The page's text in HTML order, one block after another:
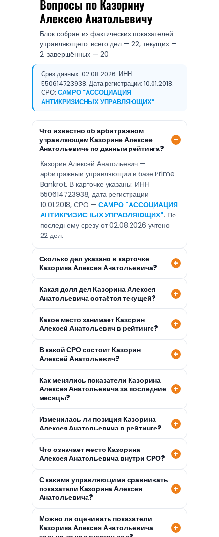
Вопросы по Казорину
Алексею Анатольевичу
Блок собран из фактических показателей
управляющего: всего дел — 22, текущих —
2, завершённых — 20.
Срез данных: 02.08.2026. ИНН:
550614723938. Дата регистрации: 10.01.2018.
СРО: САМРО "АССОЦИАЦИЯ
АНТИКРИЗИСНЫХ УПРАВЛЯЮЩИХ".
Что известно об арбитражном
управляющем Казорине Алексее
Анатольевиче по данным рейтинга?
Казорин Алексей Анатольевич —
арбитражный управляющий в базе Prime
Bankrot. В карточке указаны: ИНН
550614723938, дата регистрации
10.01.2018, СРО — САМРО "АССОЦИАЦИЯ
АНТИКРИЗИСНЫХ УПРАВЛЯЮЩИХ". По
последнему срезу от 02.08.2026 учтено
22 дел.
Сколько дел указано в карточке
Казорина Алексея Анатольевича?
Какая доля дел Казорина Алексея
Анатольевича остаётся текущей?
Какое место занимает Казорин
Алексей Анатольевич в рейтинге?
В какой СРО состоит Казорин
Алексей Анатольевич?
Как менялись показатели Казорина
Алексея Анатольевича за последние
месяцы?
Изменилась ли позиция Казорина
Алексея Анатольевича в рейтинге?
Что означает место Казорина
Алексея Анатольевича внутри СРО?
С какими управляющими сравнивать
показатели Казорина Алексея
Анатольевича?
Можно ли оценивать показатели
Казорина Алексея Анатольевича